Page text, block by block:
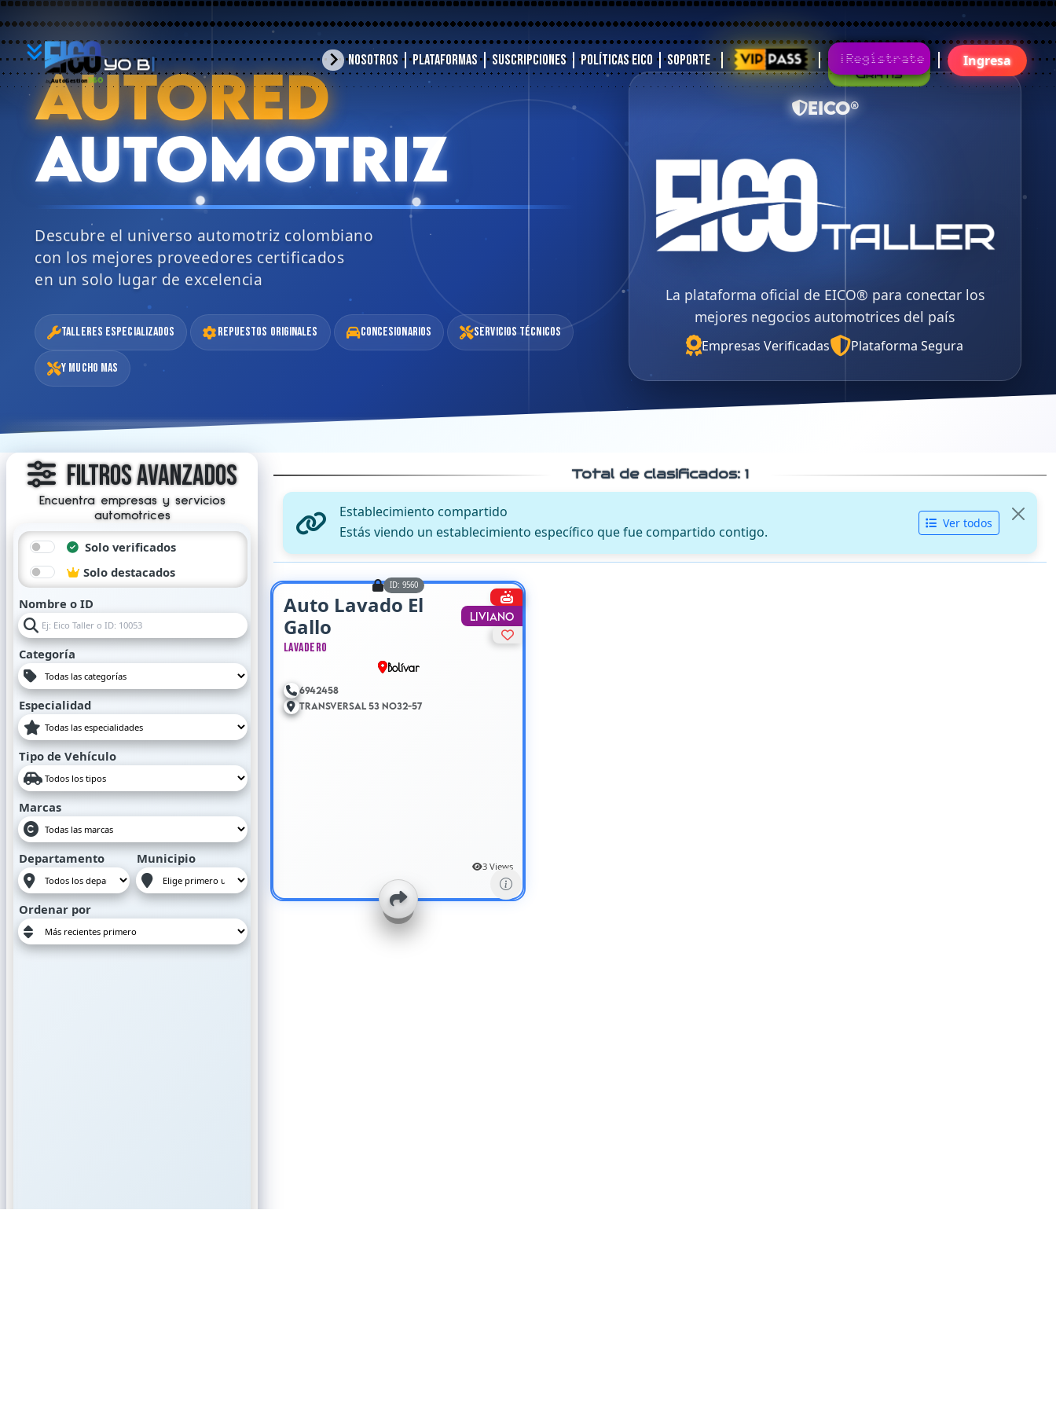
YO
BUSCO
byAutoGestion360
Ingresa
¡Regístrate!¡Únete Ya!
Gratis
arrow_forward_ios Soporte
Políticas EICO
Suscripciones
Plataformas
Nosotros
AUTORED
AUTOMOTRIZ
Descubre el universo automotriz colombiano
con los mejores proveedores certificados
en un solo lugar de excelencia
Talleres Especializados Repuestos Originales Concesionarios Servicios Técnicos
Y mucho mas
EICO®
La plataforma oficial de EICO® para conectar los
mejores negocios automotrices del país
Empresas Verificadas Plataforma Segura
Filtros Avanzados
Encuentra empresas y servicios
automotrices
Solo verificados
Solo destacados
Nombre o ID
Categoría
Especialidad
Tipo de Vehículo
Marcas
Departamento Municipio
Ordenar por
Total de clasificados: 1
Establecimiento compartido
Estás viendo un establecimiento específico que fue compartido contigo.
Ver todos
ID: 9560
Liviano
Auto Lavado El
Gallo
Lavadero
Bolívar
6942458
Transversal 53 No32-57
3 Views